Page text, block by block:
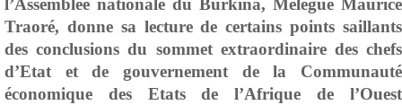
l’Assemblée nationale du Burkina, Mélégué Maurice
Traoré, donne sa lecture de certains points saillants
des conclusions du sommet extraordinaire des chefs
d’Etat et de gouvernement de la Communauté
économique des Etats de l’Afrique de l’Ouest